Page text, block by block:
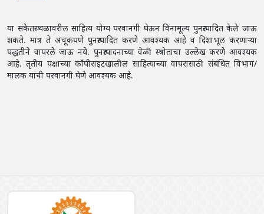
या संकेतस्थळावरील साहित्य योग्य परवानगी घेऊन विनामूल्य पुनरुत्पादित केले जाऊ
शकते. मात्र ते अचूकपणे पुनरुत्पादित करणे आवश्यक आहे व दिशाभूल करणाऱ्या
पद्धतीने वापरले जाऊ नये. पुनरुत्पादनाच्या वेळी स्त्रोताचा उल्लेख करणे आवश्यक
आहे. तृतीय पक्षाच्या कॉपीराइटखालील साहित्याच्या वापरासाठी संबंधित विभाग/
मालक यांची परवानगी घेणे आवश्यक आहे.